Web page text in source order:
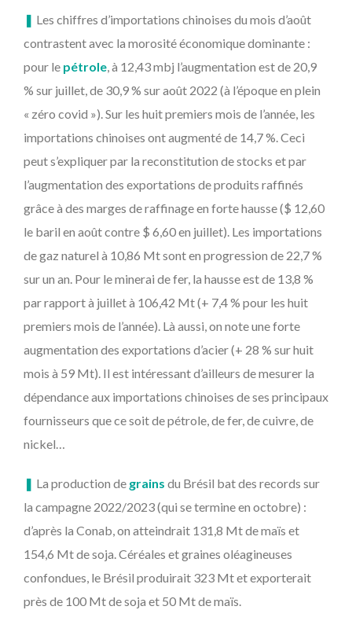
❚ Les chiffres d’importations chinoises du mois d’août
contrastent avec la morosité économique dominante :
pour le pétrole, à 12,43 mbj l’augmentation est de 20,9
% sur juillet, de 30,9 % sur août 2022 (à l’époque en plein
« zéro covid »). Sur les huit premiers mois de l’année, les
importations chinoises ont augmenté de 14,7 %. Ceci
peut s’expliquer par la reconstitution de stocks et par
l’augmentation des exportations de produits raffinés
grâce à des marges de raffinage en forte hausse ($ 12,60
le baril en août contre $ 6,60 en juillet). Les importations
de gaz naturel à 10,86 Mt sont en progression de 22,7 %
sur un an. Pour le minerai de fer, la hausse est de 13,8 %
par rapport à juillet à 106,42 Mt (+ 7,4 % pour les huit
premiers mois de l’année). Là aussi, on note une forte
augmentation des exportations d’acier (+ 28 % sur huit
mois à 59 Mt). Il est intéressant d’ailleurs de mesurer la
dépendance aux importations chinoises de ses principaux
fournisseurs que ce soit de pétrole, de fer, de cuivre, de
nickel…
❚ La production de grains du Brésil bat des records sur
la campagne 2022/2023 (qui se termine en octobre) :
d’après la Conab, on atteindrait 131,8 Mt de maïs et
154,6 Mt de soja. Céréales et graines oléagineuses
confondues, le Brésil produirait 323 Mt et exporterait
près de 100 Mt de soja et 50 Mt de maïs.